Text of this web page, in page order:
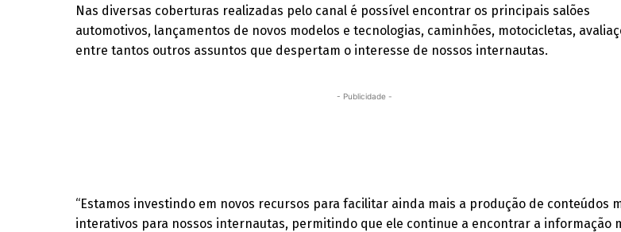
Nas diversas coberturas realizadas pelo canal é possível encontrar os principais salões
automotivos, lançamentos de novos modelos e tecnologias, caminhões, motocicletas,
entre tantos outros assuntos que despertam o interesse de nossos internautas.
- Publicidade -
“Estamos investindo em novos recursos para facilitar ainda mais a produção de conteúdos
interativos para nossos internautas, permitindo que ele continue a encontrar a informação